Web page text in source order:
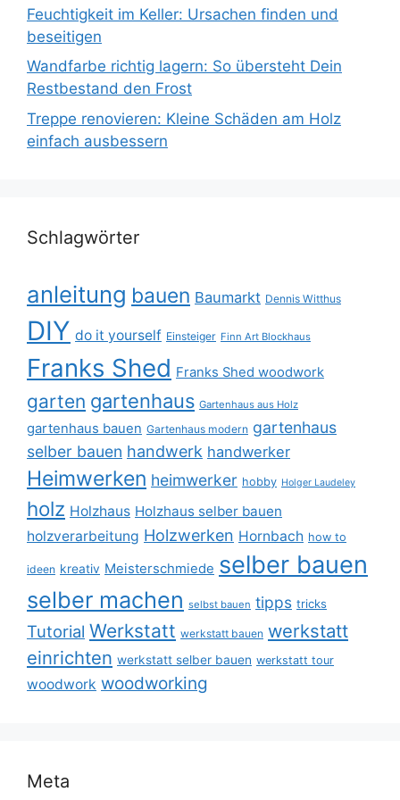
Feuchtigkeit im Keller: Ursachen finden und
beseitigen
Wandfarbe richtig lagern: So übersteht Dein
Restbestand den Frost
Treppe renovieren: Kleine Schäden am Holz
einfach ausbessern
Schlagwörter
anleitung bauen Baumarkt Dennis Witthus
DIY do it yourself Einsteiger Finn Art Blockhaus
Franks Shed Franks Shed woodwork
garten gartenhaus Gartenhaus aus Holz
gartenhaus bauen Gartenhaus modern gartenhaus
selber bauen handwerk handwerker
Heimwerken heimwerker hobby Holger Laudeley
holz Holzhaus Holzhaus selber bauen
holzverarbeitung Holzwerken Hornbach how to
ideen kreativ Meisterschmiede selber bauen
selber machen selbst bauen tipps tricks
Tutorial Werkstatt werkstatt bauen werkstatt
einrichten werkstatt selber bauen werkstatt tour
woodwork woodworking
Meta